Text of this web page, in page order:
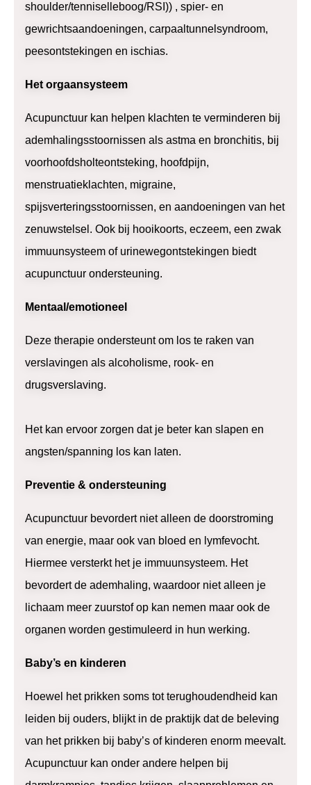
shoulder/tenniselleboog/RSI)) , spier- en
gewrichtsaandoeningen, carpaaltunnelsyndroom,
peesontstekingen en ischias.
Het orgaansysteem
Acupunctuur kan helpen klachten te verminderen bij
ademhalingsstoornissen als astma en bronchitis, bij
voorhoofdsholteontsteking, hoofdpijn,
menstruatieklachten, migraine,
spijsverteringsstoornissen, en aandoeningen van het
zenuwstelsel. Ook bij hooikoorts, eczeem, een zwak
immuunsysteem of urinewegontstekingen biedt
acupunctuur ondersteuning.
Mentaal/emotioneel
Deze therapie ondersteunt om los te raken van
verslavingen als alcoholisme, rook- en
drugsverslaving.
Het kan ervoor zorgen dat je beter kan slapen en
angsten/spanning los kan laten.
Preventie & ondersteuning
Acupunctuur bevordert niet alleen de doorstroming
van energie, maar ook van bloed en lymfevocht.
Hiermee versterkt het je immuunsysteem. Het
bevordert de ademhaling, waardoor niet alleen je
lichaam meer zuurstof op kan nemen maar ook de
organen worden gestimuleerd in hun werking.
Baby’s en kinderen
Hoewel het prikken soms tot terughoudendheid kan
leiden bij ouders, blijkt in de praktijk dat de beleving
van het prikken bij baby’s of kinderen enorm meevalt.
Acupunctuur kan onder andere helpen bij